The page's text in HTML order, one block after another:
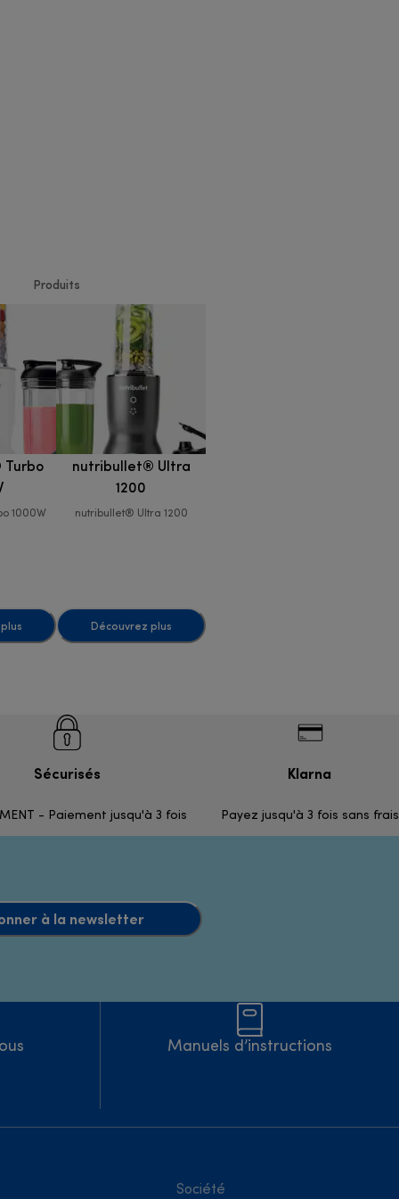
Produits
1000W
nutribullet® Ultra
1200
nutribullet® Ultra 1200
Découvrez plus
Sécurisés
- Paiement jusqu'à 3 fois
Klarna
Payez jusqu'à 3 fois sans frais
à la newsletter
Manuels d’instructions
Société